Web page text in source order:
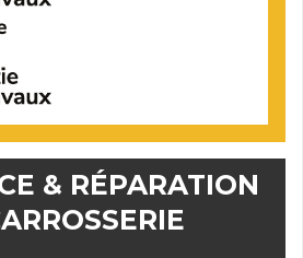
& RÉPARATION